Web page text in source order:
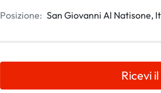
Posizione: San Giovanni Al Natisone,
Ricevi